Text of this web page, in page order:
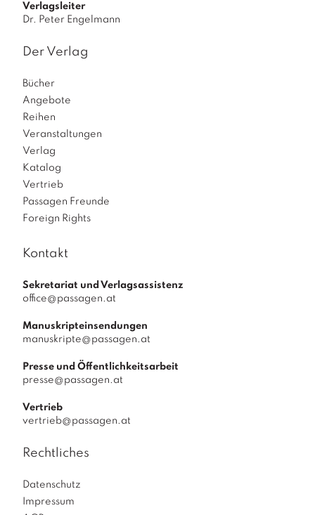
Verlagsleiter
Dr. Peter Engelmann
Der Verlag
Bücher
Angebote
Reihen
Veranstaltungen
Verlag
Katalog
Vertrieb
Passagen Freunde
Foreign Rights
Kontakt
Sekretariat und Verlagsassistenz
office@passagen.at
Manuskripteinsendungen
manuskripte@passagen.at
Presse und Öffentlichkeitsarbeit
presse@passagen.at
Vertrieb
vertrieb@passagen.at
Rechtliches
Datenschutz
Impressum